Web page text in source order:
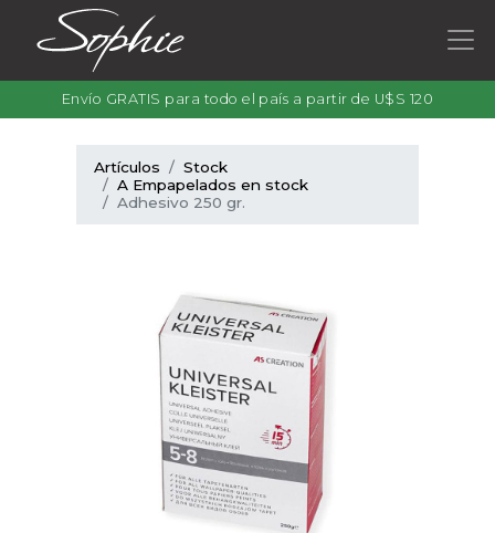
Envío GRATIS para todo el país a partir de U$S 120
Artículos
Stock
A Empapelados en stock
Adhesivo 250 gr.